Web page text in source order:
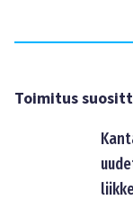
Toimitus